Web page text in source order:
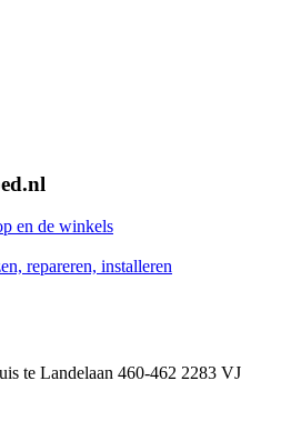
en de winkels
repareren, installeren
te Landelaan 460-462 2283 VJ